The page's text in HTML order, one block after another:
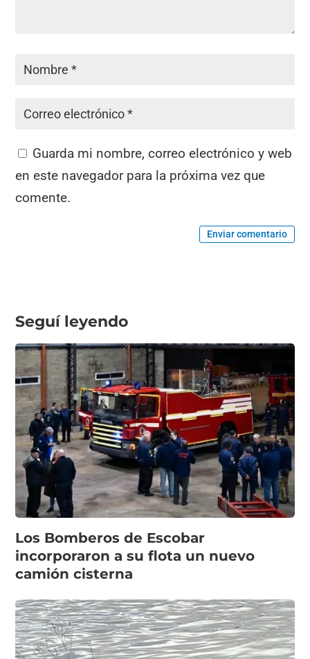
Guarda mi nombre, correo electrónico y web
en este navegador para la próxima vez que
comente.
Enviar comentario
Seguí leyendo
Los Bomberos de Escobar
incorporaron a su flota un nuevo
camión cisterna